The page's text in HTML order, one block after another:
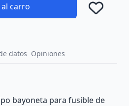
carro
datos Opiniones
bayoneta para fusible de